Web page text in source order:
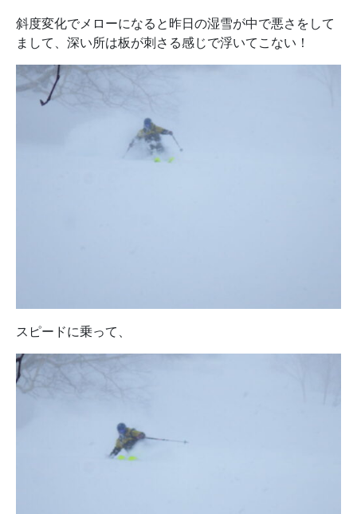
斜度変化でメローになると昨日の湿雪が中で悪さをして
まして、深い所は板が刺さる感じで浮いてこない！
スピードに乗って、